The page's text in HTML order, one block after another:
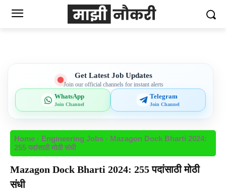
Get Latest Job Updates
Join our official channels for instant alerts
WhatsApp
Join Channel
Telegram
Join Channel
Home Engineering Jobs
Mazagon Dock Bharti 2024:
255 पदांसाठी मोठी संधी
Mazagon Dock Bharti 2024: 255 पदांसाठी मोठी
संधी